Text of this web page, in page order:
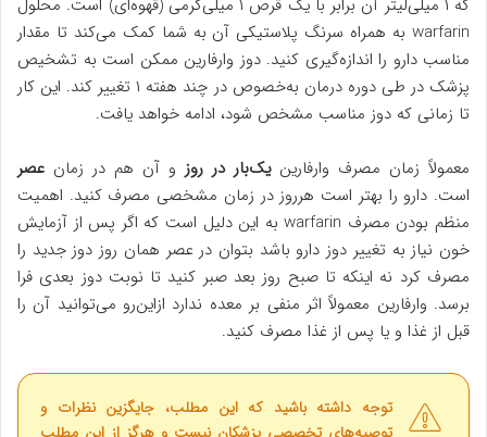
که ۱ میلی‌لیتر آن برابر با یک قرص ۱ میلی‌گرمی (قهوه‌ای) است. محلول
warfarin به همراه سرنگ پلاستیکی آن به شما کمک می‌کند تا مقدار
مناسب دارو را اندازه‌گیری کنید. دوز وارفارین ممکن است به تشخیص
پزشک در طی دوره درمان به‌خصوص در چند هفته ۱ تغییر کند. این کار
تا زمانی که دوز مناسب مشخص شود، ادامه خواهد یافت.
معمولاً زمان مصرف وارفارینیک‌بار در روز و آن هم در زمان عصر
است. دارو را بهتر است هرروز در زمان مشخصی مصرف کنید. اهمیت
منظم بودن مصرف warfarin به این دلیل است که اگر پس از آزمایش
خون نیاز به تغییر دوز دارو باشد بتوان در عصر همان روز دوز جدید را
مصرف کرد نه اینکه تا صبح روز بعد صبر کنید تا نوبت دوز بعدی فرا
برسد. وارفارین معمولاً اثر منفی بر معده ندارد ازاین‌رو می‌توانید آن را
قبل از غذا و یا پس از غذا مصرف کنید.
توجه داشته باشید که این مطلب، جایگزین نظرات و